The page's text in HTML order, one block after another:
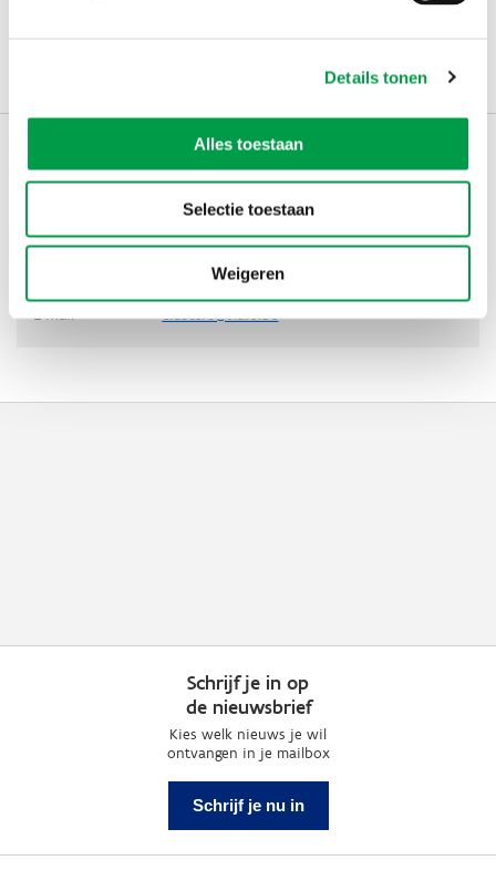
Details tonen
Alles toestaan
Selectie toestaan
Weigeren
Contact
bezorgen? Alle VLAIO-kantoren hebben voortaanéén postadres.
0800 20 555
Schrijf je in op
de nieuwsbrief
Kies welk nieuws je wil
ontvangen in je mailbox
Schrijf je nu in